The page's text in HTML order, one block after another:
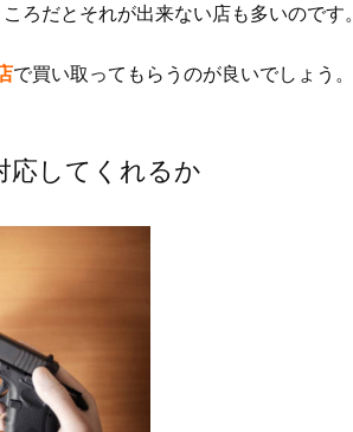
ろだとそれが出来ない店も多いのです。
で買い取ってもらうのが良いでしょう。
応してくれるか